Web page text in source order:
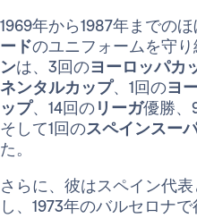
1969年から1987年までのほ
ードのユニフォームを守り
ンは、3回のヨーロッパカ
ネンタルカップ、1回のヨ
ップ、14回のリーガ優勝、
そして1回のスペインスー
た。
さらに、彼はスペイン代
し、1973年のバルセロナ